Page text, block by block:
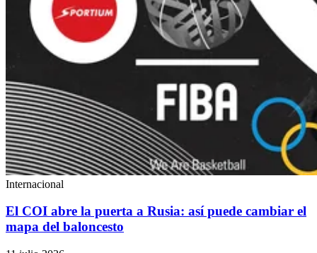
Internacional
El COI abre la puerta a Rusia: así puede cambiar el
mapa del baloncesto